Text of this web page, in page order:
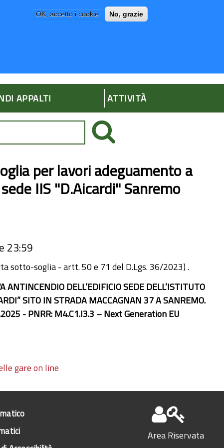
OK, accetto i cookie No, grazie
APPALTI ATTIVITÀ
per lavori adeguamento a
IIS "D.Aicardi" Sanremo
23:59
sotto-soglia - artt. 50 e 71 del D.Lgs. 36/2023) .
DELL’EDIFICIO SEDE DELL’ISTITUTO
SITO IN STRADA MACCAGNAN 37 A SANREMO.
- PNRR: M4.C1.I3.3 – Next Generation EU
gare on line
Area Riservata